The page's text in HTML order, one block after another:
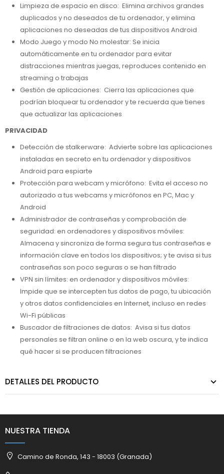
Limpieza de espacio en disco: Elimina archivos grandes
duplicados y no deseados de tu ordenador, y elimina
aplicaciones no deseadas de tus dispositivos Android
Modo Juego y modo No molestar: Se inicia
automáticamente en tu ordenador para evitar
distracciones mientras juegas, reproduces contenido en
streaming o trabajas
Gestión de aplicaciones: Cierra las aplicaciones que
podrían bloquear tu ordenador y te recuerda que tienes
que actualizar las aplicaciones
PRIVACIDAD
Detección de stalkerware: Advierte sobre las aplicaciones
instaladas en secreto en tu ordenador y dispositivos
Android para espiarte
Protección para webcam y micrófono: Evita el acceso no
autorizado a tus webcams y micrófonos en PC, Mac y
Android
Administrador de contraseñas y comprobación de
seguridad: en ordenadores y dispositivos móviles:
Almacena y sincroniza de forma segura tus contraseñas e
información clave en todos los dispositivos; y te avisa si tus
contraseñas son poco seguras o se han filtrado
VPN sin límites: en ordenador y dispositivos móviles:
Impide que se intercepten tus datos de pago, tu ubicación
y otros datos confidenciales en Internet, incluso en redes
Wi-Fi públicas
Buscador de filtraciones de datos: Avisa si tus datos
personales se filtran online o en la web oscura, y te indica
qué hacer si se producen filtraciones
DETALLES DEL PRODUCTO
NUESTRA TIENDA
Camino de Ronda, 143 - 18003 (Granada)